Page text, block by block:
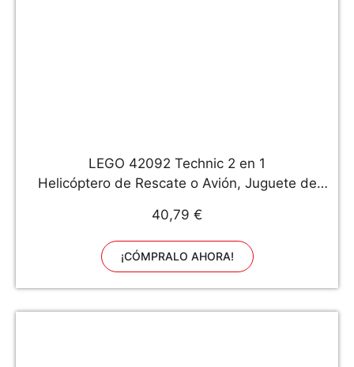
LEGO 42092 Technic 2 en 1
Helicóptero de Rescate o Avión, Juguete de
40,79 €
¡CÓMPRALO AHORA!